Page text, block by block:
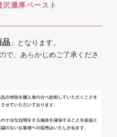
濃厚ペースト
品 」となります。
で、あらかじめご了承くださ